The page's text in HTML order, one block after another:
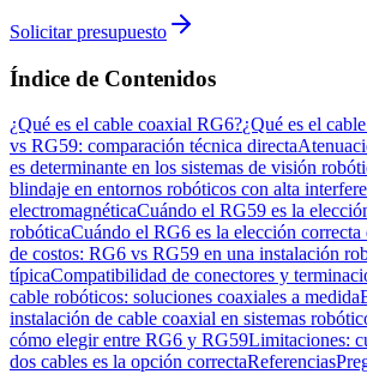
Solicitar presupuesto
Índice de Contenidos
¿Qué es el cable coaxial RG6?¿Qué es el
vs RG59: comparación técnica directa
es determinante en los sistemas de visión
blindaje en entornos robóticos con alta
electromagnéticaCuándo el RG59 es la
robóticaCuándo el RG6 es la elección correcta
de costos: RG6 vs RG59 en una instalación
típicaCompatibilidad de conectores y
cable robóticos: soluciones coaxiales a medida
instalación de cable coaxial en sistemas
cómo elegir entre RG6 y RG59Limitaciones:
dos cables es la opción correctaReferencias